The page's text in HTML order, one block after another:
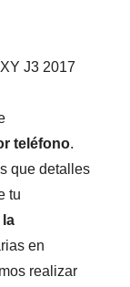
J3 2017
teléfono.
que detalles
tu
en
realizar